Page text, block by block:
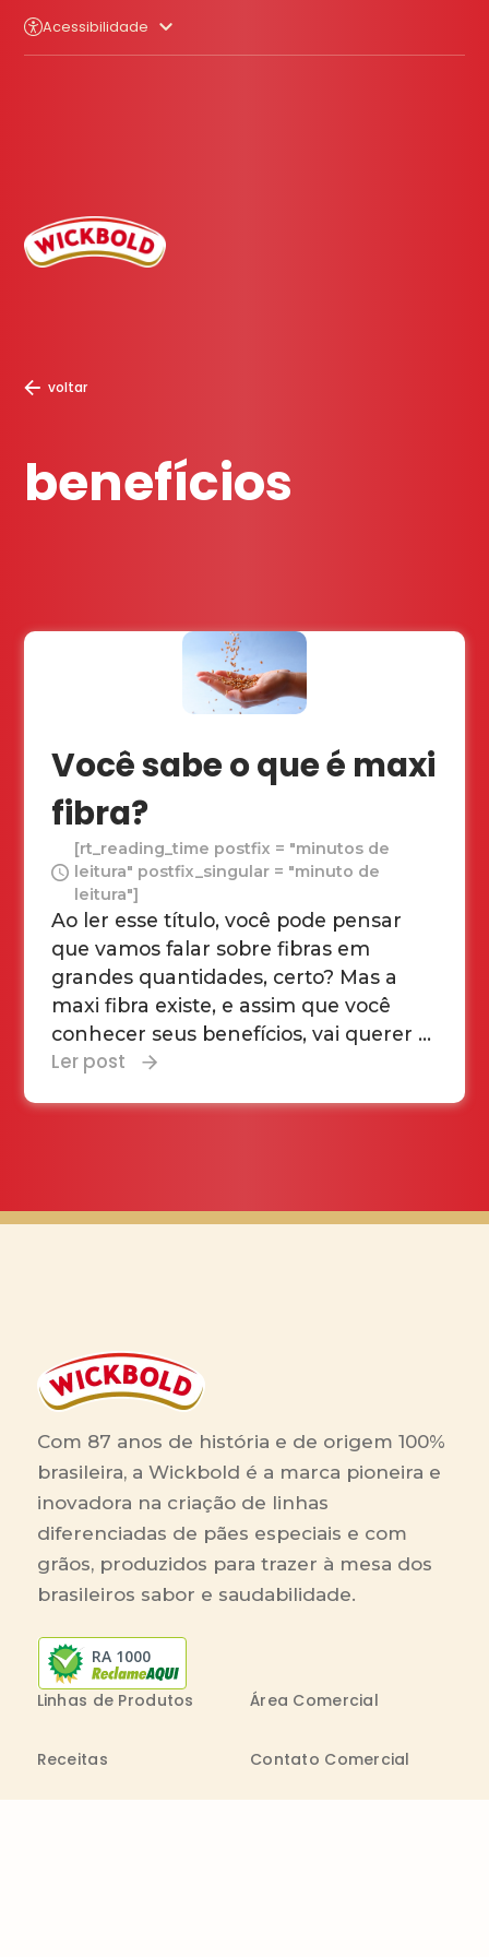
Acessibilidade
voltar
benefícios
Você sabe o que é maxi
fibra?
[rt_reading_time postfix = "minutos de
leitura" postfix_singular = "minuto de
leitura"]
Ao ler esse título, você pode pensar
que vamos falar sobre fibras em
grandes quantidades, certo? Mas a
maxi fibra existe, e assim que você
conhecer seus benefícios, vai querer ...
Ler post
Com 87 anos de história e de origem 100%
brasileira, a Wickbold é a marca pioneira e
inovadora na criação de linhas
diferenciadas de pães especiais e com
grãos, produzidos para trazer à mesa dos
brasileiros sabor e saudabilidade.
RA 1000
Linhas de Produtos Área Comercial
Receitas Contato Comercial